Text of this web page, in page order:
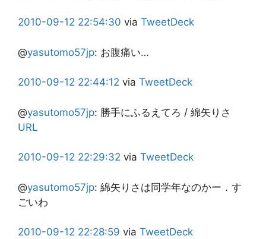
2010-09-12 22:54:30 via TweetDeck
@yasutomo57jp: お腹痛い…
2010-09-12 22:44:12 via TweetDeck
@yasutomo57jp: 勝手にふるえてろ / 綿矢りさ
URL
2010-09-12 22:29:32 via TweetDeck
@yasutomo57jp: 綿矢りさは同学年なのかー．す
ごいわ
2010-09-12 22:28:59 via TweetDeck